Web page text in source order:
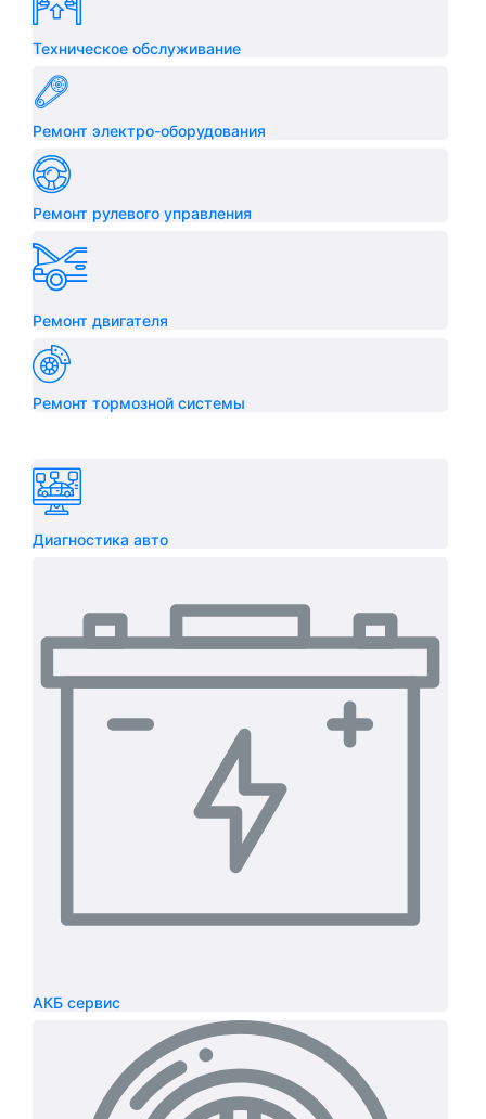
Техническое обслуживание
Ремонт электро-оборудования
Ремонт рулевого управления
Ремонт двигателя
Ремонт тормозной системы
Диагностика авто
АКБ сервис